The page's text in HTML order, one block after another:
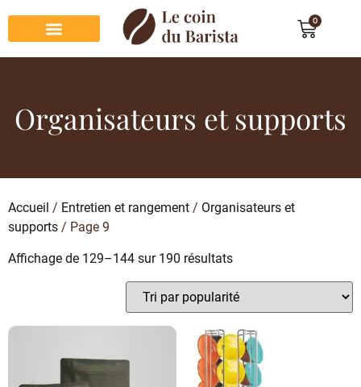
0
Organisateurs et supports
Accueil / Entretien et rangement / Organisateurs et
supports / Page 9
Affichage de 129–144 sur 190 résultats